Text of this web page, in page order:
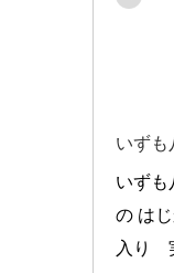
いずも
いずも
の は
入り